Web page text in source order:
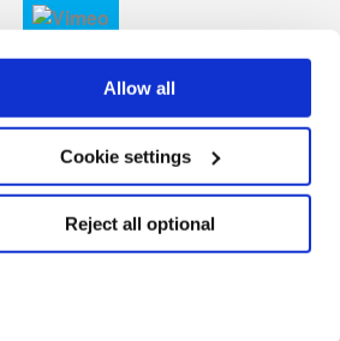
Allow all
Cookie settings
Reject all optional